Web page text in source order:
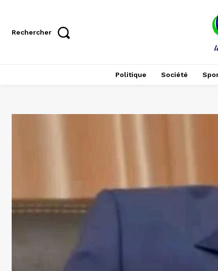
Rechercher
Politique Société